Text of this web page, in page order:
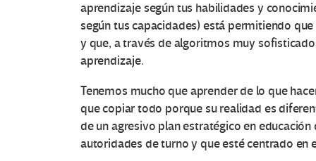
aprendizaje según tus habilidades y
según tus capacidades) está permitiendo
y que, a través de algoritmos muy
aprendizaje.
Tenemos mucho que aprender de lo que
que copiar todo porque su realidad es
de un agresivo plan estratégico en
autoridades de turno y que esté centrado en